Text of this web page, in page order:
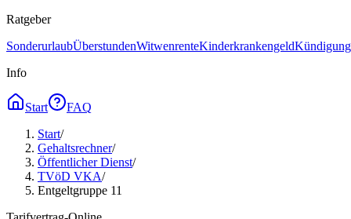
Ratgeber
SonderurlaubÜberstundenWitwenrenteKinderkrankengeld
Info
Start
FAQ
Start/
Gehaltsrechner/
Öffentlicher Dienst/
TVöD VKA/
Entgeltgruppe 11